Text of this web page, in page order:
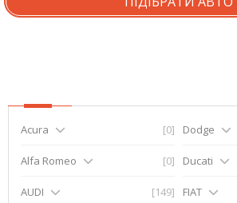
Acura [0]
Alfa Romeo [0]
AUDI [149]
Dodge
Ducati
FIAT